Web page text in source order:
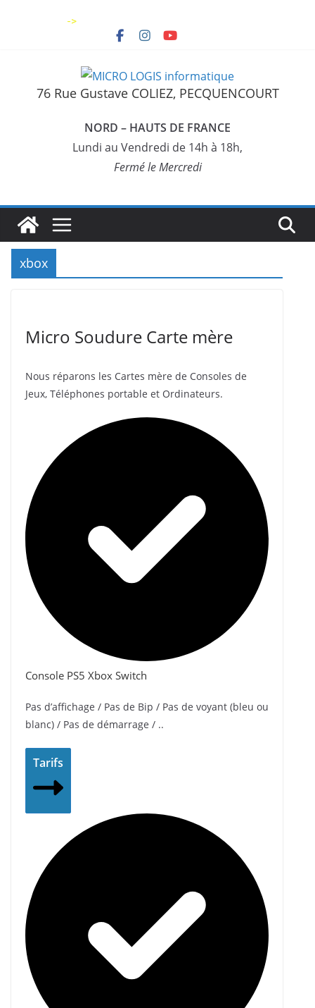
->
76 Rue Gustave COLIEZ, PECQUENCOURT
NORD – HAUTS DE FRANCE
Lundi au Vendredi de 14h à 18h,
Fermé le Mercredi
xbox
Micro Soudure Carte mère
Nous réparons les Cartes mère de Consoles de
Jeux, Téléphones portable et Ordinateurs.
Console PS5 Xbox Switch
Pas d’affichage / Pas de Bip / Pas de voyant (bleu ou
blanc) / Pas de démarrage / ..
Tarifs